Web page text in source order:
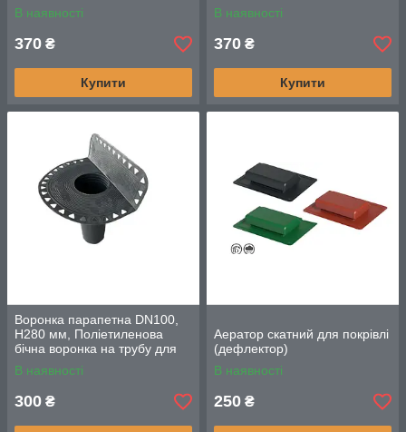
В наявності
370 ₴
Купити
В наявності
370 ₴
Купити
Воронка парапетна DN100,
Н280 мм, Поліетиленова
бічна воронка на трубу для
збору і відводу води
В наявності
300 ₴
Аератор скатний для покрівлі
(дефлектор)
В наявності
250 ₴